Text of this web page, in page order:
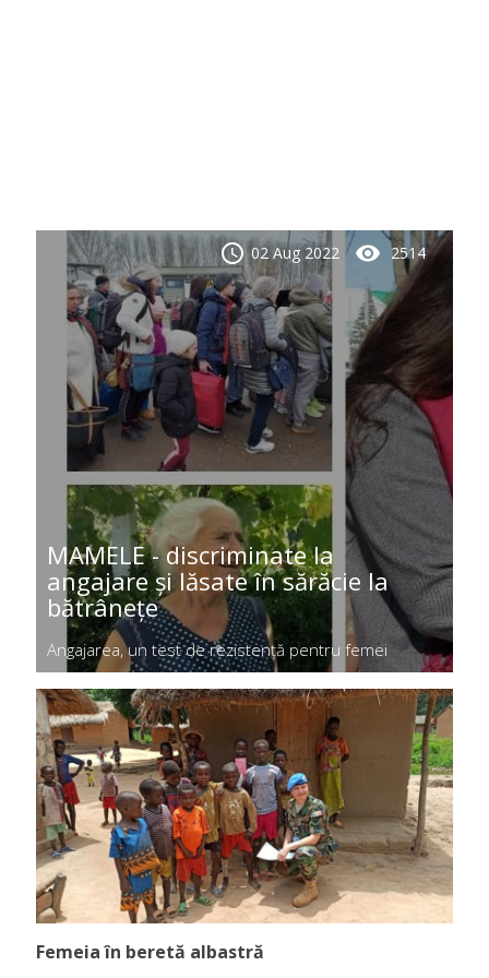
schedule 02 Aug 2022 visibility 2514
MAMELE - discriminate la
angajare și lăsate în sărăcie la
bătrânețe
Angajarea, un test de rezistență pentru femei
Femeia în beretă albastră